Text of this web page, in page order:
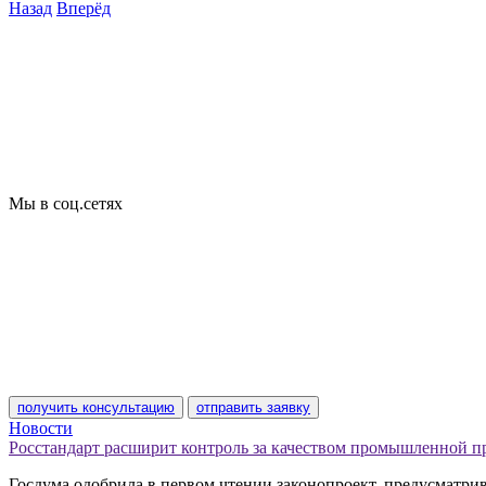
Назад Вперёд
Мы в соц.сетях
получить консультацию отправить заявку
Новости
Росстандарт расширит контроль за качеством промышленной